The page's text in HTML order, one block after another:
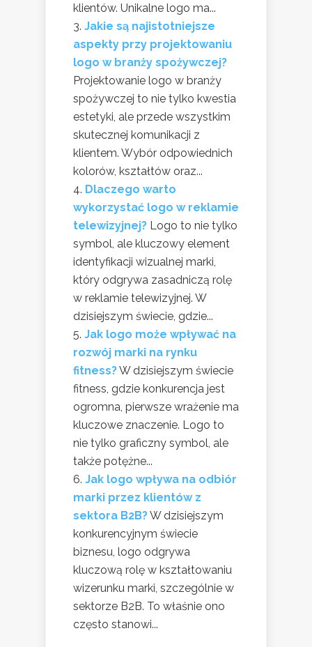
klientów. Unikalne logo ma...
Jakie są najistotniejsze
aspekty przy projektowaniu
logo w branży spożywczej?
Projektowanie logo w branży
spożywczej to nie tylko kwestia
estetyki, ale przede wszystkim
skutecznej komunikacji z
klientem. Wybór odpowiednich
kolorów, kształtów oraz...
Dlaczego warto
wykorzystać logo w reklamie
telewizyjnej? Logo to nie tylko
symbol, ale kluczowy element
identyfikacji wizualnej marki,
który odgrywa zasadniczą rolę
w reklamie telewizyjnej. W
dzisiejszym świecie, gdzie...
Jak logo może wpływać na
rozwój marki na rynku
fitness?W dzisiejszym świecie
fitness, gdzie konkurencja jest
ogromna, pierwsze wrażenie ma
kluczowe znaczenie. Logo to
nie tylko graficzny symbol, ale
także potężne...
Jak logo wpływa na odbiór
marki przez klientów z
sektora B2B?W dzisiejszym
konkurencyjnym świecie
biznesu, logo odgrywa
kluczową rolę w kształtowaniu
wizerunku marki, szczególnie w
sektorze B2B. To właśnie ono
często stanowi...